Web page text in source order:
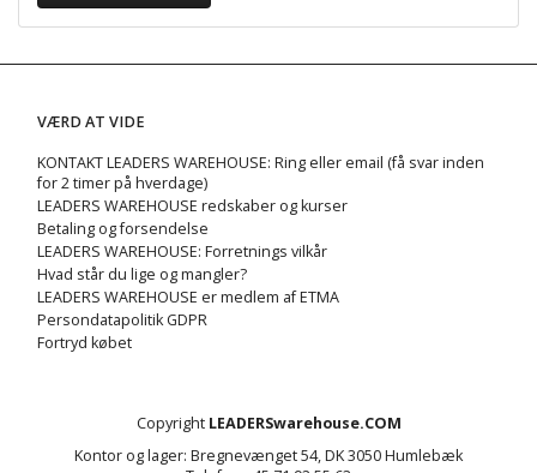
VÆRD AT VIDE
KONTAKT LEADERS WAREHOUSE: Ring eller email (få svar inden
for 2 timer på hverdage)
LEADERS WAREHOUSE redskaber og kurser
Betaling og forsendelse
LEADERS WAREHOUSE: Forretnings vilkår
Hvad står du lige og mangler?
LEADERS WAREHOUSE er medlem af ETMA
Persondatapolitik GDPR
Fortryd købet
Copyright LEADERSwarehouse.COM
Kontor og lager: Bregnevænget 54, DK 3050 Humlebæk